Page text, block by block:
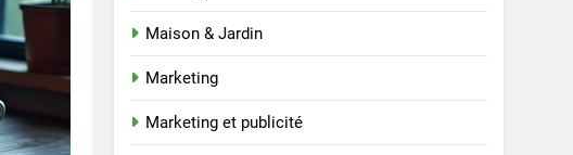
Maison & Jardin
Marketing
Marketing et publicité